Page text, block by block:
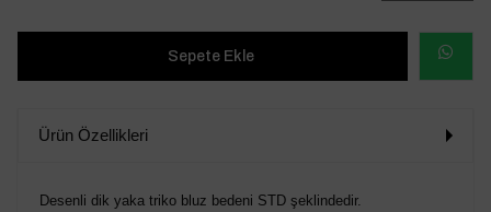
SİPARİŞ
Ürün Özellikleri
Desenli dik yaka triko bluz bedeni STD şeklindedir.